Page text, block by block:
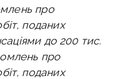
про
поданих
до 200 тис.
про
поданих